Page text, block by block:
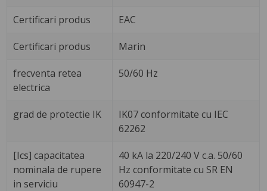
Certificari produs EAC
Certificari produs Marin
frecventa retea
electrica
50/60 Hz
grad de protectie IK
IK07 conformitate cu IEC
62262
[Ics] capacitatea
nominala de rupere
in serviciu
40 kA la 220/240 V c.a. 50/60
Hz conformitate cu SR EN
60947-2